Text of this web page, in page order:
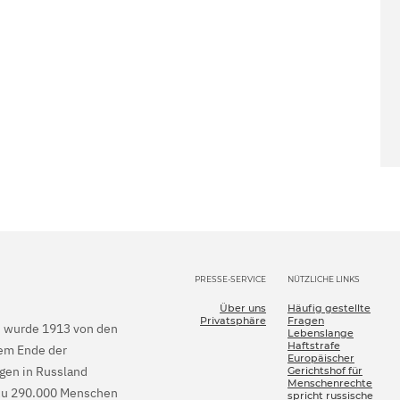
1913 von den
Ende der
in Russland
290.000 Menschen
PRESSE-SERVICE
Über uns
Privatsphäre
NÜTZLICHE LINKS
Häufig gestellte
Fragen
Lebenslange
Haftstrafe
Europäischer
Gerichtshof für
Menschenrechte
spricht russische